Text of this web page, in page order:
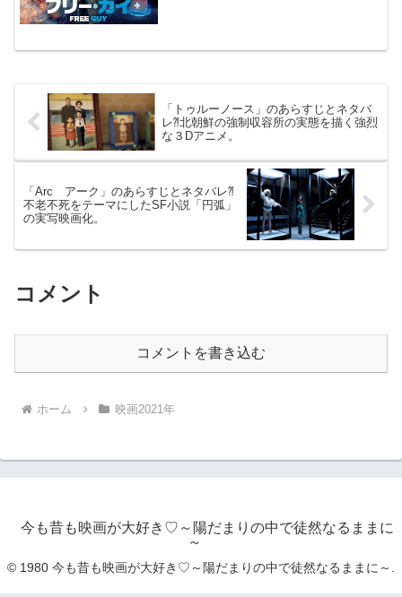
「トゥルーノース」のあらすじとネタバ
レ⁈北朝鮮の強制収容所の実態を描く強烈
な３Dアニメ。
「Arc アーク」のあらすじとネタバレ⁈
不老不死をテーマにしたSF小説「円弧」
の実写映画化。
コメント
コメントを書き込む
ホーム 映画2021年
今も昔も映画が大好き♡～陽だまりの中で徒然なるままに
～
© 1980 今も昔も映画が大好き♡～陽だまりの中で徒然なるままに～.